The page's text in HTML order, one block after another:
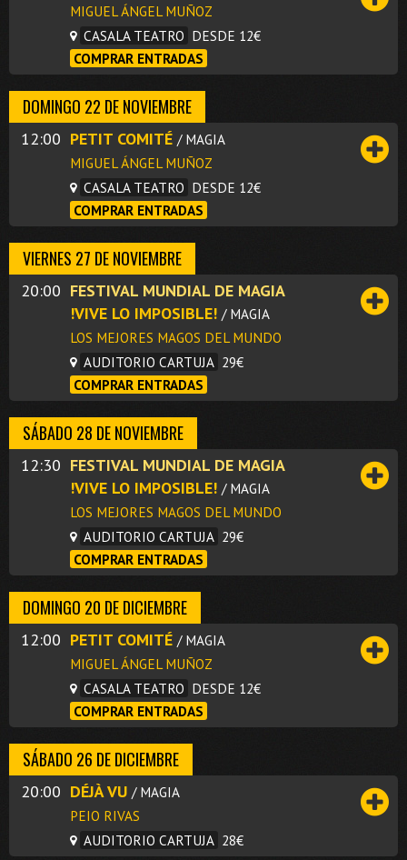
MIGUEL ÁNGEL MUÑOZ
CASALA TEATRO DESDE 12€
COMPRAR ENTRADAS
DOMINGO 22 DE NOVIEMBRE
12:00 PETIT COMITÉ / MAGIA
MIGUEL ÁNGEL MUÑOZ
CASALA TEATRO DESDE 12€
COMPRAR ENTRADAS
VIERNES 27 DE NOVIEMBRE
20:00 FESTIVAL MUNDIAL DE MAGIA
!VIVE LO IMPOSIBLE! / MAGIA
LOS MEJORES MAGOS DEL MUNDO
AUDITORIO CARTUJA 29€
COMPRAR ENTRADAS
SÁBADO 28 DE NOVIEMBRE
12:30 FESTIVAL MUNDIAL DE MAGIA
!VIVE LO IMPOSIBLE! / MAGIA
LOS MEJORES MAGOS DEL MUNDO
AUDITORIO CARTUJA 29€
COMPRAR ENTRADAS
DOMINGO 20 DE DICIEMBRE
12:00 PETIT COMITÉ / MAGIA
MIGUEL ÁNGEL MUÑOZ
CASALA TEATRO DESDE 12€
COMPRAR ENTRADAS
SÁBADO 26 DE DICIEMBRE
20:00 DÉJÀ VU / MAGIA
PEIO RIVAS
AUDITORIO CARTUJA 28€